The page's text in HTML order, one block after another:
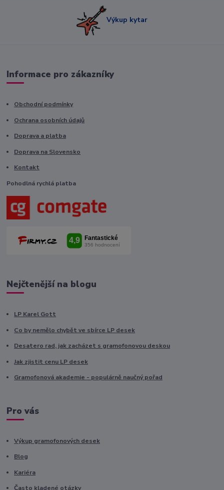
Výkup kytar
Informace pro zákazníky
Obchodní podmínky
Ochrana osobních údajů
Doprava a platba
Doprava na Slovensko
Kontakt
Pohodlná rychlá platba
Nejčtenější na blogu
LP Karel Gott
Co by nemělo chybět ve sbírce LP desek
Desatero rad, jak zacházet s gramofonovou deskou
Jak zjistit cenu LP desek
Gramofonová akademie - populárně naučný pořad
Pro vás
Výkup gramofonových desek
Blog
Kariéra
Často kladené otázky